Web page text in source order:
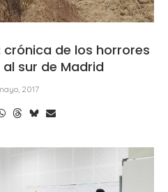
de los horrores
sur de Madrid
2017